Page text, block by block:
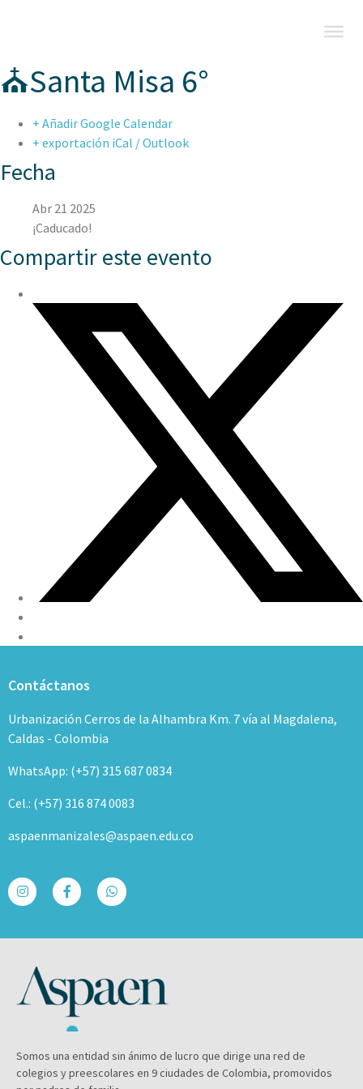
⛪Santa Misa 6°
+ Añadir Google Calendar
+ exportación iCal / Outlook
Fecha
Abr 21 2025
¡Caducado!
Compartir este evento
Contáctanos
Urbanización Cerros de la Alhambra Km. 7 vía al Magdalena,
Caldas - Colombia
WhatsApp: (+57) 315 687 0834
Cel.: (+57) 316 874 0083
aspaenmanizales@aspaen.edu.co
Somos una entidad sin ánimo de lucro que dirige una red de
colegios y preescolares en 9 ciudades de Colombia, promovidos